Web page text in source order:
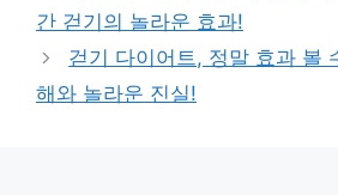
리
간 걷기의 놀라운 효과!
걷기 다이어트, 정말 효과 볼
해와 놀라운 진실!